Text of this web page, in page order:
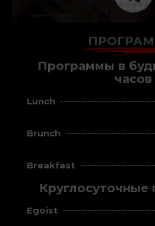
Программы в
часов
Lunch
Brunch
Breakfast
Egoist